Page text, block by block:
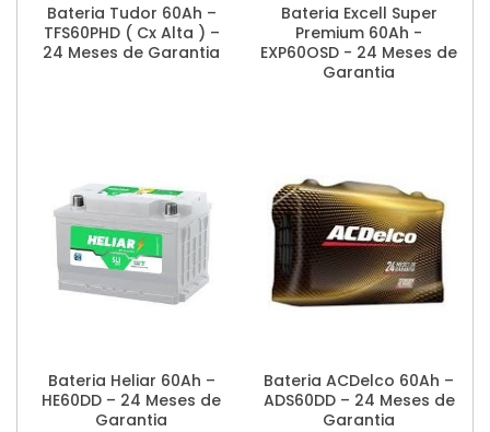
Bateria Tudor 60Ah –
TFS60PHD ( Cx Alta ) –
24 Meses de Garantia
Bateria Excell Super
Premium 60Ah -
EXP60OSD - 24 Meses de
Garantia
Bateria Heliar 60Ah –
HE60DD – 24 Meses de
Garantia
Bateria ACDelco 60Ah –
ADS60DD – 24 Meses de
Garantia